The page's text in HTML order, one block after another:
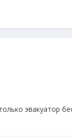
эвакуатор